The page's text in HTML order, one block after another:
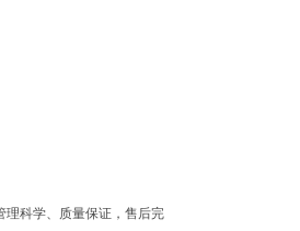
理科学、质量保证，售后完